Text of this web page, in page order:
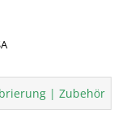
| Zubehör